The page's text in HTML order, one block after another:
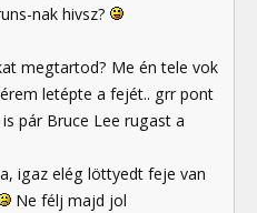
nak hivsz?
megtartod? Me én tele vok
letépte a fejét.. grr pont
pár Bruce Lee rugast a
igaz elég löttyedt feje van
Ne félj majd jol